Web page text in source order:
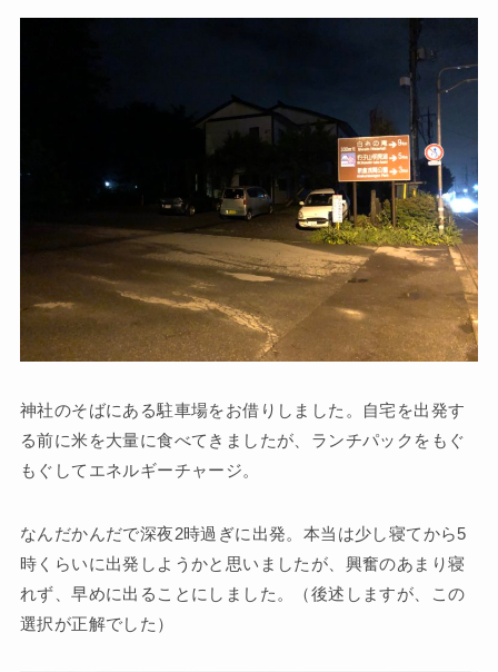
神社のそばにある駐車場をお借りしました。自宅を出発す
る前に米を大量に食べてきましたが、ランチパックをもぐ
もぐしてエネルギーチャージ。
なんだかんだで深夜2時過ぎに出発。本当は少し寝てから5
時くらいに出発しようかと思いましたが、興奮のあまり寝
れず、早めに出ることにしました。（後述しますが、この
選択が正解でした）